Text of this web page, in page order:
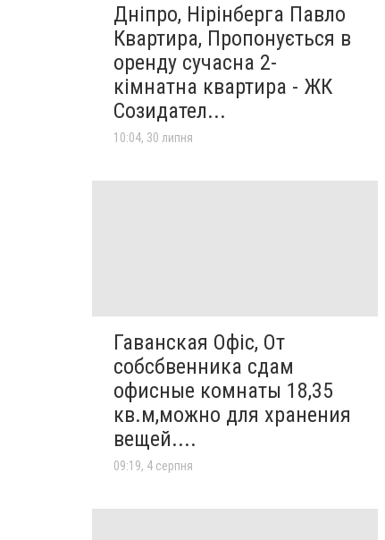
Дніпро, Нірінберга Павло
Квартира, Пропонується в
оренду сучасна 2-
кімнатна квартира - ЖК
Созидател...
10:04, 30 липня
Гаванская Офіс, От
собсбвенника сдам
офисные комнаты 18,35
кв.м,можно для хранения
вещей....
09:19, 4 серпня